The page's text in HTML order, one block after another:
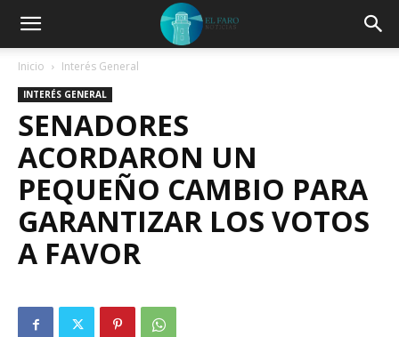
Inicio Interés General
INTERÉS GENERAL
SENADORES
ACORDARON UN
PEQUEÑO CAMBIO PARA
GARANTIZAR LOS VOTOS
A FAVOR